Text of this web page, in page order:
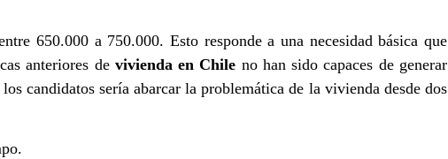
650.000 a 750.000. Esto responde a una necesidad básica que
anteriores de vivienda en Chile no han sido capaces de generar
candidatos sería abarcar la problemática de la vivienda desde dos